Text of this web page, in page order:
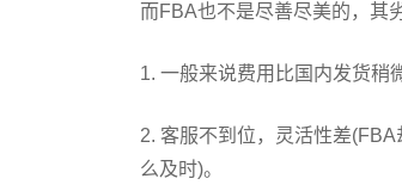
而FBA也不是尽善尽美的，其
1. 一般来说费用比国内发货稍
2. 客服不到位，灵活性差
么及时)。